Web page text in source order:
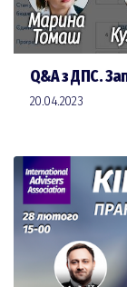
Q&A з ДПС.
20.04.2023